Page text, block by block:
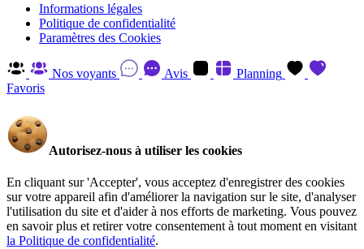
Informations légales
Politique de confidentialité
Paramètres des Cookies
Nos voyants Avis
Planning
Favoris
Autorisez-nous à utiliser les cookies
En cliquant sur 'Accepter', vous acceptez d'enregistrer des cookies
sur votre appareil afin d'améliorer la navigation sur le site, d'analyser
l'utilisation du site et d'aider à nos efforts de marketing. Vous pouvez
en savoir plus et retirer votre consentement à tout moment en visitant
la Politique de confidentialité.